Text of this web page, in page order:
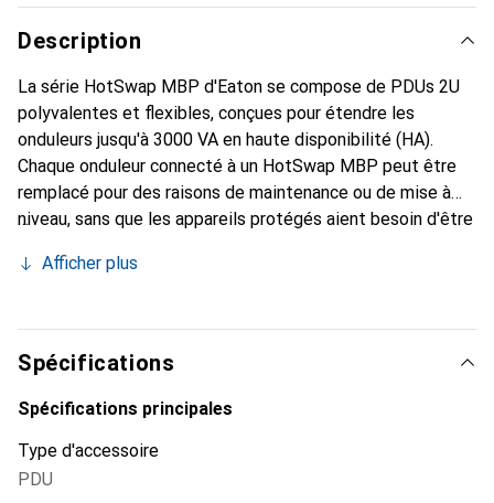
Description
La série HotSwap MBP d'Eaton se compose de PDUs 2U
polyvalentes et flexibles, conçues pour étendre les
onduleurs jusqu'à 3000 VA en haute disponibilité (HA).
Chaque onduleur connecté à un HotSwap MBP peut être
remplacé pour des raisons de maintenance ou de mise à
niveau, sans que les appareils protégés aient besoin d'être
montés de différentes manières : dans des armoires de
unique de fixer les modules à l'arrière d'un onduleur Pulsar,
que ce soit avec l'avant vers l'arrière, l'avant, la gauche ou
la droite – une solution extrêmement flexible.
Afficher plus
Spécifications
Spécifications principales
Type d'accessoire
PDU